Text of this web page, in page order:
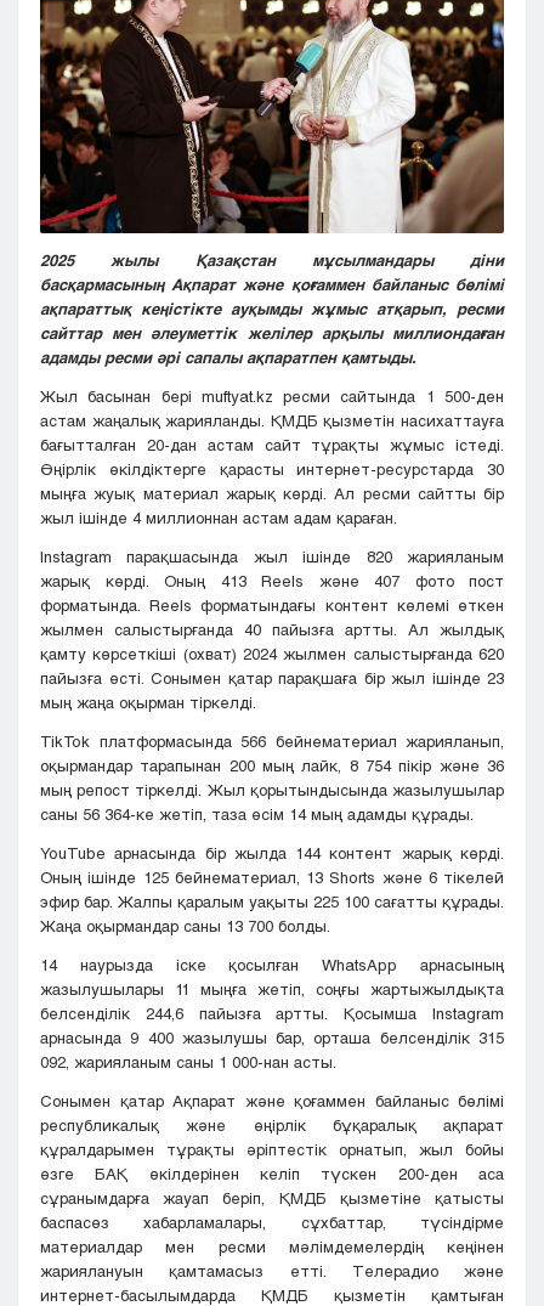
Туркестан
Уральск
Усть-Каменогорск
Шымкент
2025 жылы Қазақстан мұсылмандары діни
басқармасының Ақпарат және қоғаммен байланыс бөлімі
ақпараттық кеңістікте ауқымды жұмыс атқарып, ресми
сайттар мен әлеуметтік желілер арқылы миллиондаған
адамды ресми әрі сапалы ақпаратпен қамтыды.
Жыл басынан бері muftyat.kz ресми сайтында 1 500-ден
астам жаңалық жарияланды. ҚМДБ қызметін насихаттауға
бағытталған 20-дан астам сайт тұрақты жұмыс істеді.
Өңірлік өкілдіктерге қарасты интернет-ресурстарда 30
мыңға жуық материал жарық көрді. Ал ресми сайтты бір
жыл ішінде 4 миллионнан астам адам қараған.
Instagram парақшасында жыл ішінде 820 жарияланым
жарық көрді. Оның 413 Reels және 407 фото пост
форматында. Reels форматындағы контент көлемі өткен
жылмен салыстырғанда 40 пайызға артты. Ал жылдық
қамту көрсеткіші (охват) 2024 жылмен салыстырғанда 620
пайызға өсті. Сонымен қатар парақшаға бір жыл ішінде 23
мың жаңа оқырман тіркелді.
TikTok платформасында 566 бейнематериал жарияланып,
оқырмандар тарапынан 200 мың лайк, 8 754 пікір және 36
мың репост тіркелді. Жыл қорытындысында жазылушылар
саны 56 364-ке жетіп, таза өсім 14 мың адамды құрады.
YouTube арнасында бір жылда 144 контент жарық көрді.
Оның ішінде 125 бейнематериал, 13 Shorts және 6 тікелей
эфир бар. Жалпы қаралым уақыты 225 100 сағатты құрады.
Жаңа оқырмандар саны 13 700 болды.
14 наурызда іске қосылған WhatsApp арнасының
жазылушылары 11 мыңға жетіп, соңғы жартыжылдықта
белсенділік 244,6 пайызға артты. Қосымша Instagram
арнасында 9 400 жазылушы бар, орташа белсенділік 315
092, жарияланым саны 1 000-нан асты.
Сонымен қатар Ақпарат және қоғаммен байланыс бөлімі
республикалық және өңірлік бұқаралық ақпарат
құралдарымен тұрақты әріптестік орнатып, жыл бойы
өзге БАҚ өкілдерінен келіп түскен 200-ден аса
сұранымдарға жауап беріп, ҚМДБ қызметіне қатысты
баспасөз хабарламалары, сұхбаттар, түсіндірме
материалдар мен ресми мәлімдемелердің кеңінен
жариялануын қамтамасыз етті. Телерадио және
интернет-басылымдарда ҚМДБ қызметін қамтыған